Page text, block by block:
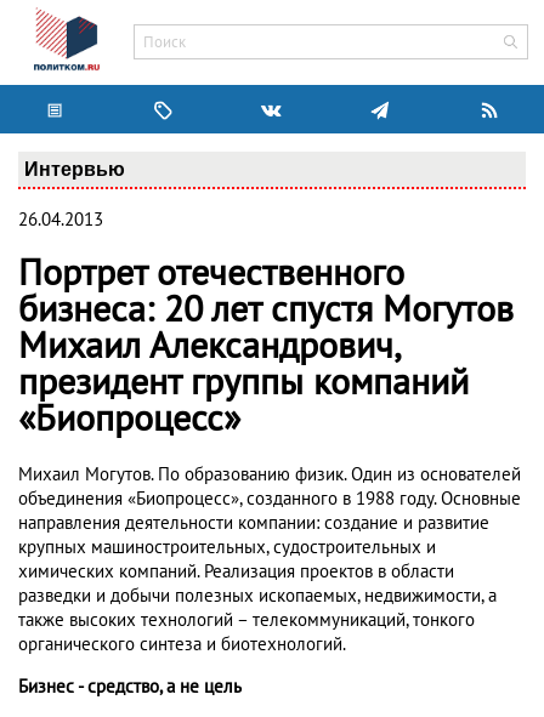
Интервью
26.04.2013
Портрет отечественного
бизнеса: 20 лет спустя Могутов
Михаил Александрович,
президент группы компаний
«Биопроцесс»
Михаил Могутов. По образованию физик. Один из основателей
объединения «Биопроцесс», созданного в 1988 году. Основные
направления деятельности компании: создание и развитие
крупных машиностроительных, судостроительных и
химических компаний. Реализация проектов в области
разведки и добычи полезных ископаемых, недвижимости, а
также высоких технологий – телекоммуникаций, тонкого
органического синтеза и биотехнологий.
Бизнес - средство, а не цель